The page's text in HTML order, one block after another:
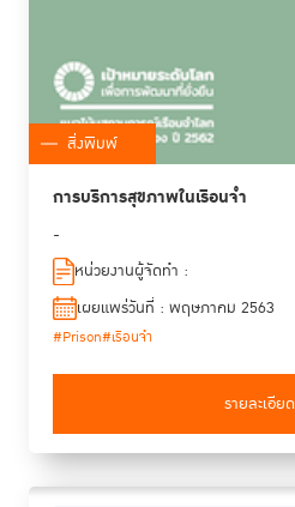
สิ่งพิมพ์
การบริการสุขภาพในเรือนจำ
-
หน่วยงานผู้จัดทำ :
เผยแพร่วันที่ : พฤษภาคม 2563
#Prison#เรือนจำ
รายละเอียด